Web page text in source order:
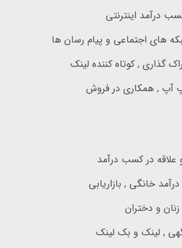
درآمد اینترنتی
های اجتماعی و پیام رسان ها
گذاری , کوتاه کننده لینک
آپ , همکاری در فروش
علاقه در کسب درآمد
خانگی , بازاریابی
و دختران
آگهی , لینک و بک لینک